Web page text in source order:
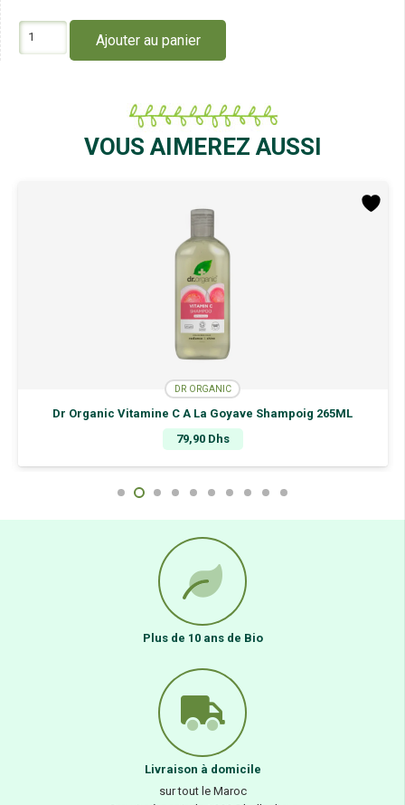
Ajouter au panier
VOUS AIMEREZ AUSSI
DR ORGANIC
Dr Organic Vitamine C A La Goyave Shampoig 265ML
79,90 Dhs
Plus de 10 ans de Bio
Livraison à domicile
sur tout le Maroc